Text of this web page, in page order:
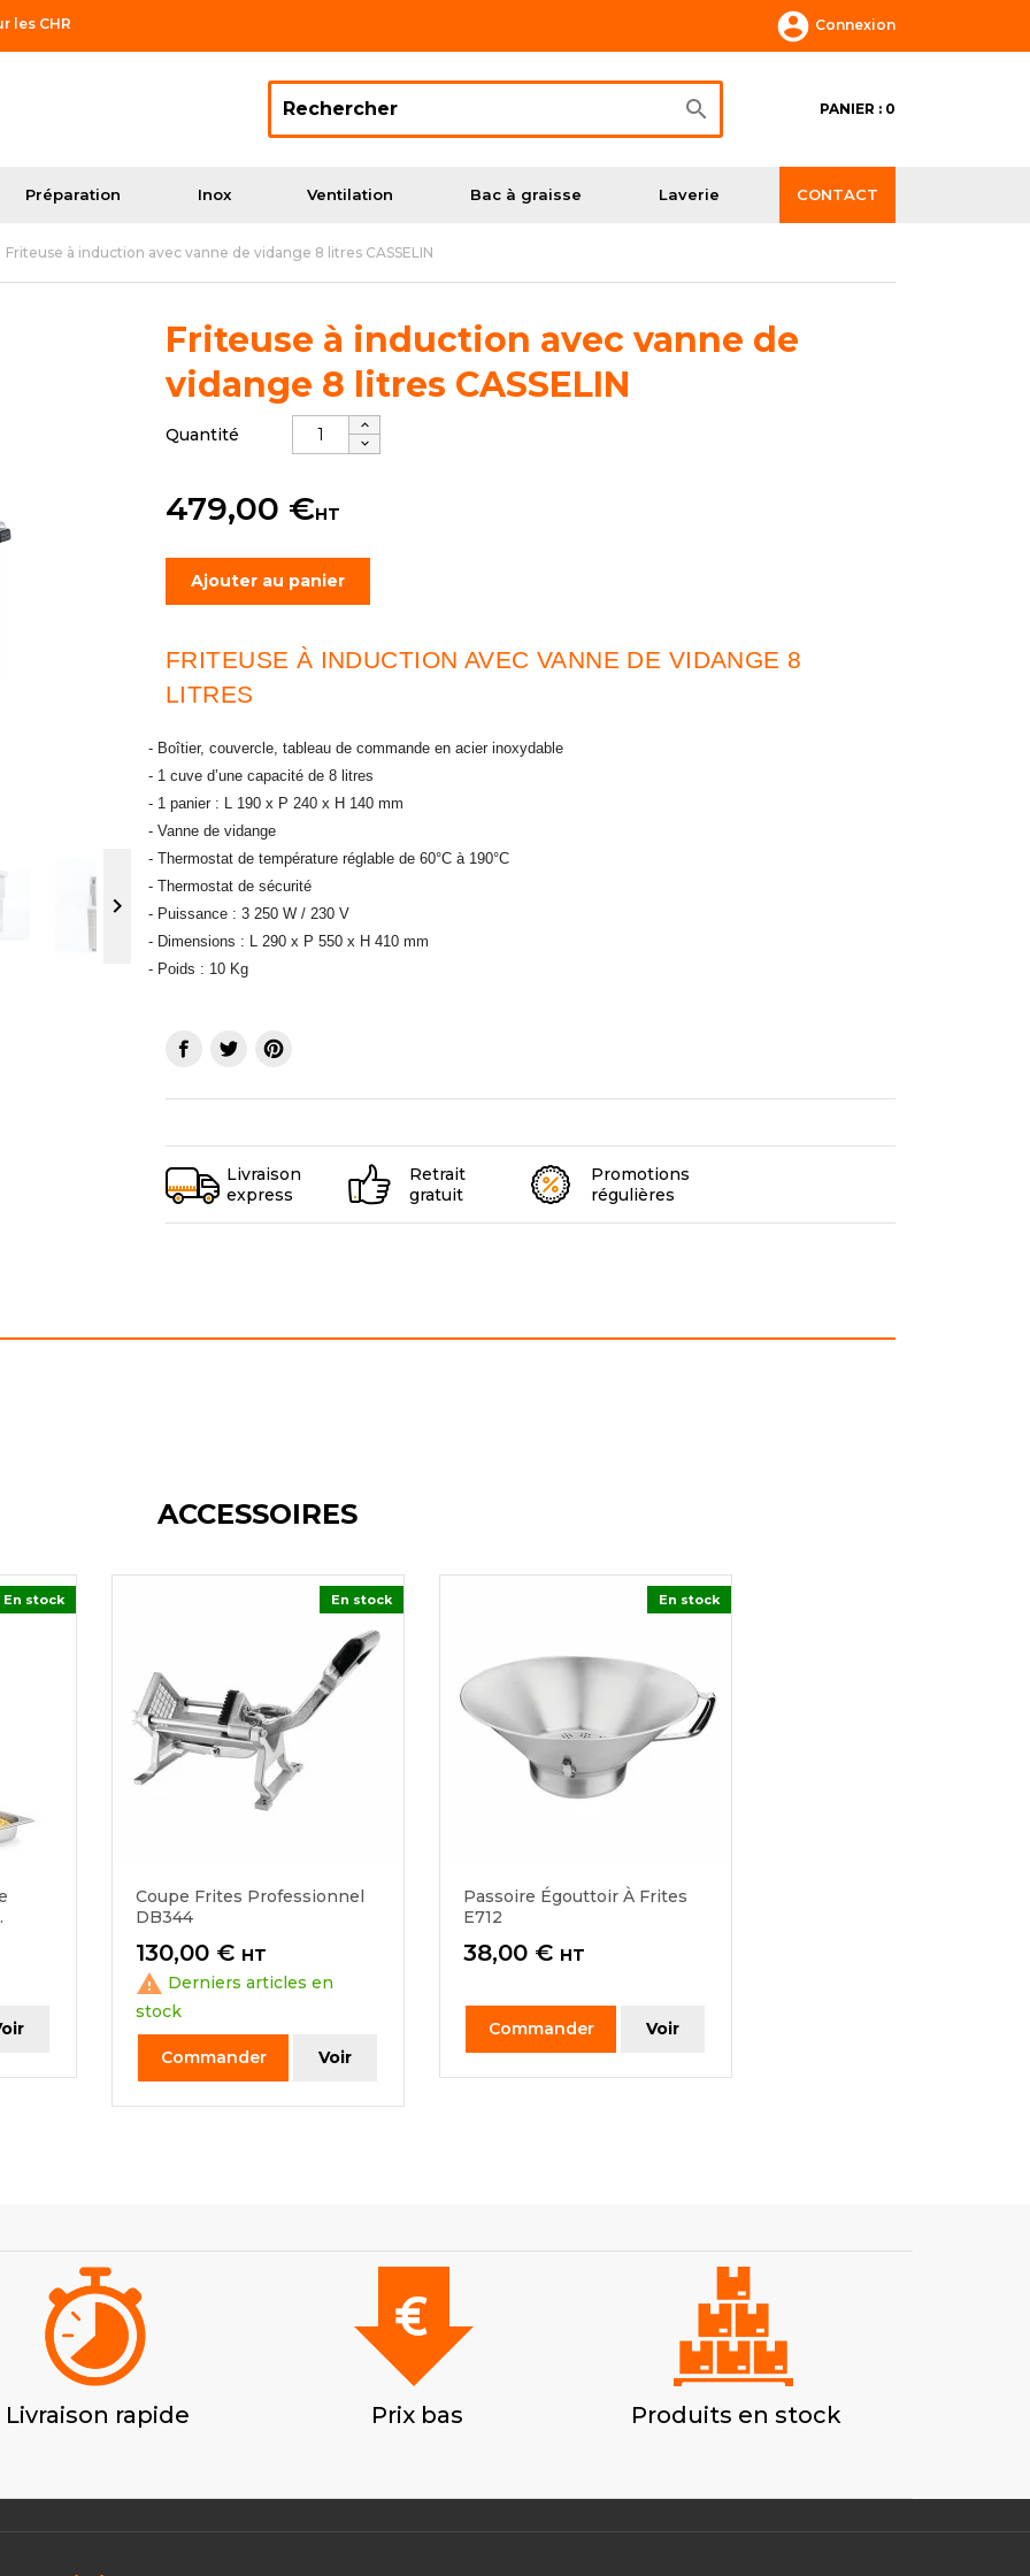
les CHR  Connexion
 PANIER : 0
Préparation Inox Ventilation Bac à graisse Laverie CONTACT
Friteuse à induction avec vanne de vidange 8 litres CASSELIN

Friteuse à induction avec vanne de
vidange 8 litres CASSELIN
Quantité
479,00 €HT
Ajouter au panier
FRITEUSE À INDUCTION AVEC VANNE DE VIDANGE 8
LITRES
- Boîtier, couvercle, tableau de commande en acier inoxydable
- 1 cuve d’une capacité de 8 litres
- 1 panier : L 190 x P 240 x H 140 mm
- Vanne de vidange
- Thermostat de température réglable de 60°C à 190°C
- Thermostat de sécurité
- Puissance : 3 250 W / 230 V
- Dimensions : L 290 x P 550 x H 410 mm
- Poids : 10 Kg
Livraison
express
Retrait
gratuit
Promotions
régulières
ACCESSOIRES
En stock
Coupe Frites Professionnel
DB344
Prix
130,00 € HT
 Derniers articles en
stock
Commander Voir
En stock
Passoire Égouttoir À Frites
E712
Prix
38,00 € HT
Commander Voir
En stock
Livraison rapide Prix bas Produits en stock